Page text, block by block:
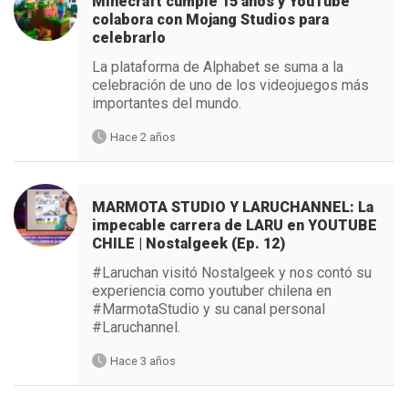
colabora con Mojang Studios para
celebrarlo
La plataforma de Alphabet se suma a la
celebración de uno de los videojuegos más
importantes del mundo.
Hace 2 años
MARMOTA STUDIO Y LARUCHANNEL: La
impecable carrera de LARU en YOUTUBE
CHILE | Nostalgeek (Ep. 12)
#Laruchan visitó Nostalgeek y nos contó su
experiencia como youtuber chilena en
#MarmotaStudio y su canal personal
#Laruchannel.
Hace 3 años